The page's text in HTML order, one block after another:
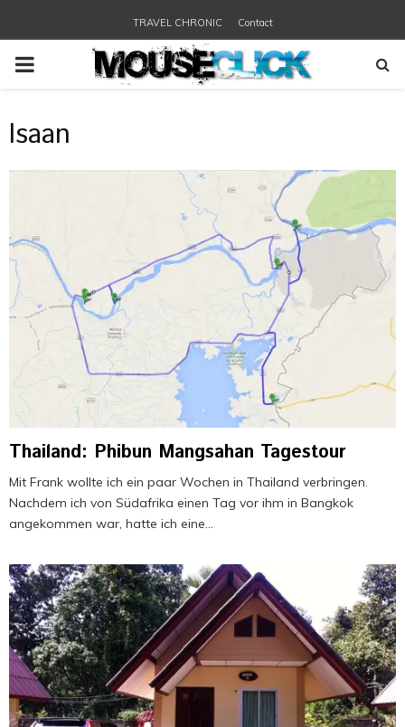
TRAVEL CHRONIC Contact
PRIMARY
Isaan
Thailand: Phibun Mangsahan Tagestour
Mit Frank wollte ich ein paar Wochen in Thailand verbringen.
Nachdem ich von Südafrika einen Tag vor ihm in Bangkok
angekommen war, hatte ich eine...